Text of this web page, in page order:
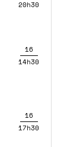
20h30
16
14h30
16
17h30